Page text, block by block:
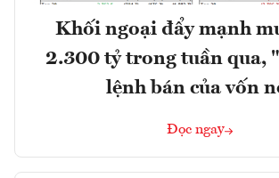
Khối ngoại đẩy mạnh
2.300 tỷ trong tuần qua,
lệnh bán của vốn
Đọc ngay